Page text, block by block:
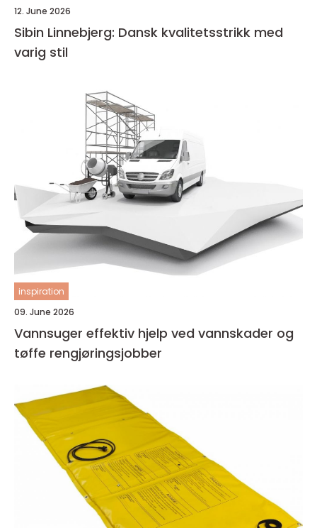
12. June 2026
Sibin Linnebjerg: Dansk kvalitetsstrikk med
varig stil
inspiration
09. June 2026
Vannsuger effektiv hjelp ved vannskader og
tøffe rengjøringsjobber